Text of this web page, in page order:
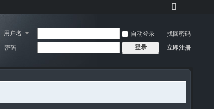
到
宽
版
用户名 自动登录
找回密码
密码
登录 立即注册